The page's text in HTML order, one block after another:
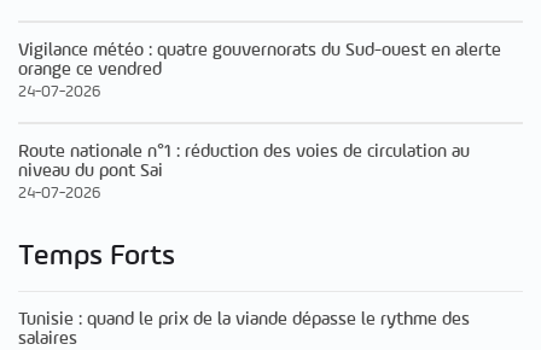
Vigilance météo : quatre gouvernorats du Sud-ouest en alerte
orange ce vendred
24-07-2026
Route nationale n°1 : réduction des voies de circulation au
niveau du pont Sai
24-07-2026
Temps Forts
Tunisie : quand le prix de la viande dépasse le rythme des
salaires